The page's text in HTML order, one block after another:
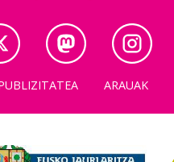
ARAUAK